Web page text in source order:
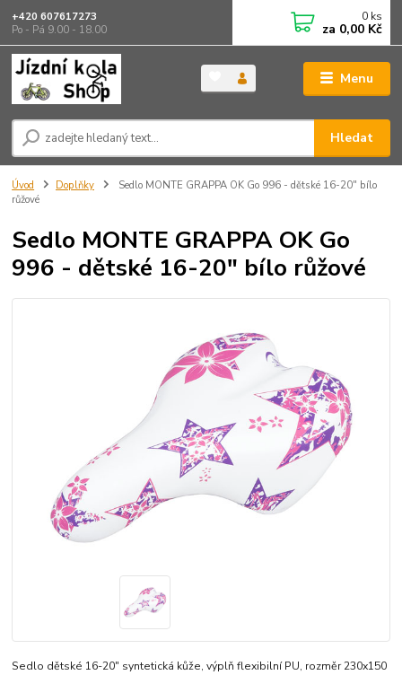
Menu
Hledat
+420 607617273
Po - Pá 9.00 - 18.00
0 ks
za 0,00 Kč
Úvod Doplňky
Sedlo MONTE GRAPPA OK Go 996 - dětské 16-20" bílo
růžové
Sedlo MONTE GRAPPA OK Go
996 - dětské 16-20" bílo růžové
Sedlo dětské 16-20" syntetická kůže, výplň flexibilní PU, rozměr 230x150